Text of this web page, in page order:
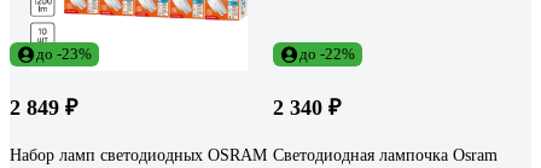
до -23%
2 849 ₽
Набор ламп светодиодных OSRAM
до -22%
2 340 ₽
Светодиодная лампочка Osram